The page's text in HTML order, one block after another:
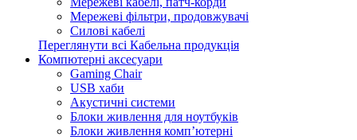
Мережеві фільтри, продовжувачі
Силові кабелі
Переглянути всі Кабельна продукція
Компютерні аксесуари
Gaming Chair
USB хаби
Акустичні системи
Блоки живлення для ноутбуків
Блоки живлення комп’ютерні